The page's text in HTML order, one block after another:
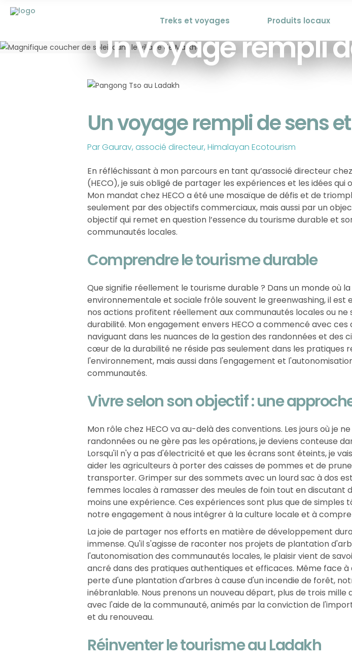
Treks et voyages Produits locaux
Un voyage rempli
Un voyage rempli de sens
Par Gaurav, associé directeur, Himalayan Ecotourism
En réfléchissant à mon parcours en tant qu’associé directeur
(HECO), je suis obligé de partager les expériences et les idées
Mon mandat chez HECO a été une mosaïque de défis et de
seulement par des objectifs commerciaux, mais aussi par un
objectif qui remet en question l’essence du tourisme durable et
communautés locales.
Comprendre le tourisme durable
Que signifie réellement le tourisme durable ? Dans un monde où
environnementale et sociale frôle souvent le greenwashing, il est
nos actions profitent réellement aux communautés locales ou ne
durabilité. Mon engagement envers HECO a commencé avec ces
naviguant dans les nuances de la gestion des randonnées et des
cœur de la durabilité ne réside pas seulement dans les pratiques
l'environnement, mais aussi dans l'engagement et
communautés.
Vivre selon son objectif : une
Mon rôle chez HECO va au-delà des conventions. Les jours où je
randonnées ou ne gère pas les opérations, je deviens conteuse
Lorsqu'il n'y a pas d'électricité et que les écrans sont éteints, je
aider les agriculteurs à porter des caisses de pommes et de
transporter. Grimper sur des sommets avec un lourd sac à dos
femmes locales à ramasser des meules de foin tout en discutant
moins une expérience. Ces expériences sont plus que de simples
notre engagement à nous intégrer à la culture locale et à
La joie de partager nos efforts en matière de développement
immense. Qu'il s'agisse de raconter nos projets de plantation
l'autonomisation des communautés locales, le plaisir vient de
ancré dans des pratiques authentiques et efficaces. Même face
perte d'une plantation d'arbres à cause d'un incendie de forêt,
inébranlable. Nous prenons un nouveau départ, plus de trois
avec l'aide de la communauté, animés par la conviction de
et du renouveau.
Réinventer le tourisme au Ladakh